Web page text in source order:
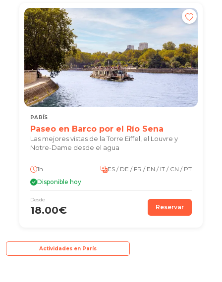
PARÍS
Paseo en Barco por el Río Sena
Las mejores vistas de la Torre Eiffel, el Louvre y
Notre-Dame desde el agua
1h
ES / DE / FR / EN / IT / CN / PT
Disponible hoy
Desde
18.00€ Reservar
Actividades en París